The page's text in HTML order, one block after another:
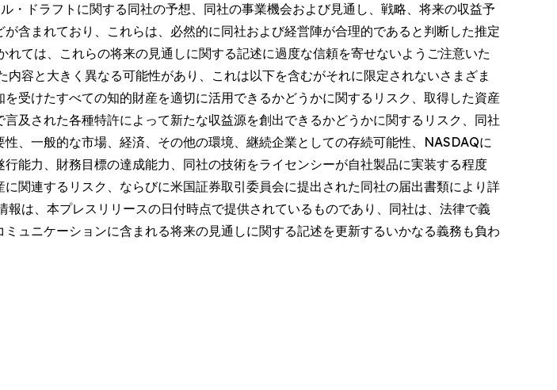
・ドラフトに関する同社の予想、同社の事業機会および見通し、戦略、将来の収益予
含まれており、これらは、必然的に同社および経営陣が合理的であると判断した推定
ては、これらの将来の見通しに関する記述に過度な信頼を寄せないようご注意いた
容と大きく異なる可能性があり、これは以下を含むがそれに限定されないさまざま
受けたすべての知的財産を適切に活用できるかどうかに関するリスク、取得した資産
及された各種特許によって新たな収益源を創出できるかどうかに関するリスク、同社
、一般的な市場、経済、その他の環境、継続企業としての存続可能性、NASDAQに
能力、財務目標の達成能力、同社の技術をライセンシーが自社製品に実装する程度
関連するリスク、ならびに米国証券取引委員会に提出された同社の届出書類により詳
は、本プレスリリースの日付時点で提供されているものであり、同社は、法律で義
ュニケーションに含まれる将来の見通しに関する記述を更新するいかなる義務も負わ